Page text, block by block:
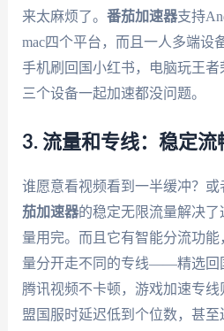
来太麻烦了。 番茄加速器支持
mac四个平台，而且一人多端
手机刷回国小红书，电脑玩王者
三个设备一起加速都没问题。
3. 流量和专线：稳定流
谁愿意看视频看到一半缓冲？或
茄加速器的稳定无限流量解决
量用完。而且它有智能分流功
量分开走不同的专线——精选回
腾讯视频不卡顿，游戏加速专
盟国服时延迟低到个位数，甚